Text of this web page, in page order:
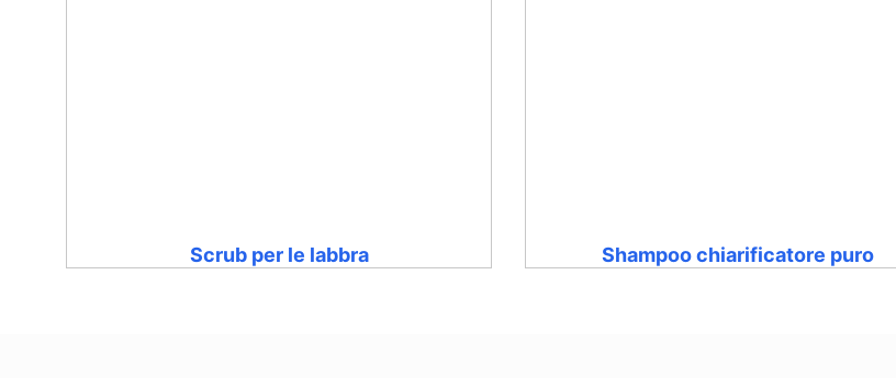
Scrub per le labbra Shampoo chiarificatore puro